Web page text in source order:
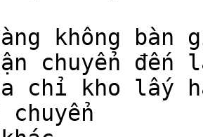
không bàn
chuyển đến
chỉ kho lấy